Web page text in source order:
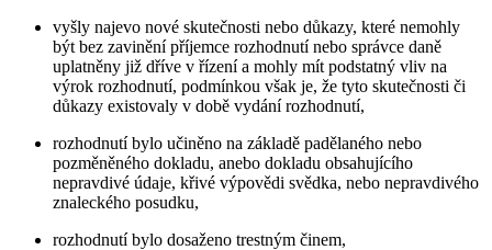
vyšly najevo nové skutečnosti nebo důkazy, které nemohly
být bez zavinění příjemce rozhodnutí nebo správce daně
uplatněny již dříve v řízení a mohly mít podstatný vliv na
výrok rozhodnutí, podmínkou však je, že tyto skutečnosti či
důkazy existovaly v době vydání rozhodnutí,
rozhodnutí bylo učiněno na základě padělaného nebo
pozměněného dokladu, anebo dokladu obsahujícího
nepravdivé údaje, křivé výpovědi svědka, nebo nepravdivého
znaleckého posudku,
rozhodnutí bylo dosaženo trestným činem,